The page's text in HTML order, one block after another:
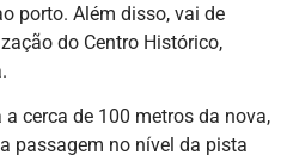
porto. Além disso, vai de
do Centro Histórico,
cerca de 100 metros da nova,
passagem no nível da pista